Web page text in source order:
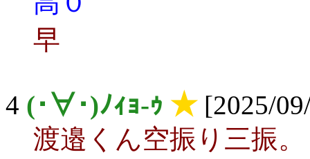
早
4 (･∀･)ﾉｨｮ-ｩ ★[2025/
渡邉くん空振り三振